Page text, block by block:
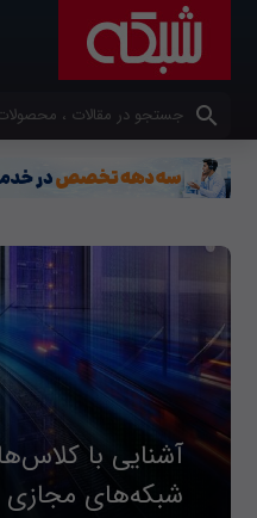
کلمات کلیدی خود را وارد کنید
آشنایی با
شبکه‌های مجازی